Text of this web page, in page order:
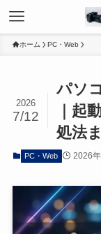
ホーム PC・Web
パソ
｜起
処法
2026
7/12
PC・Web 2026